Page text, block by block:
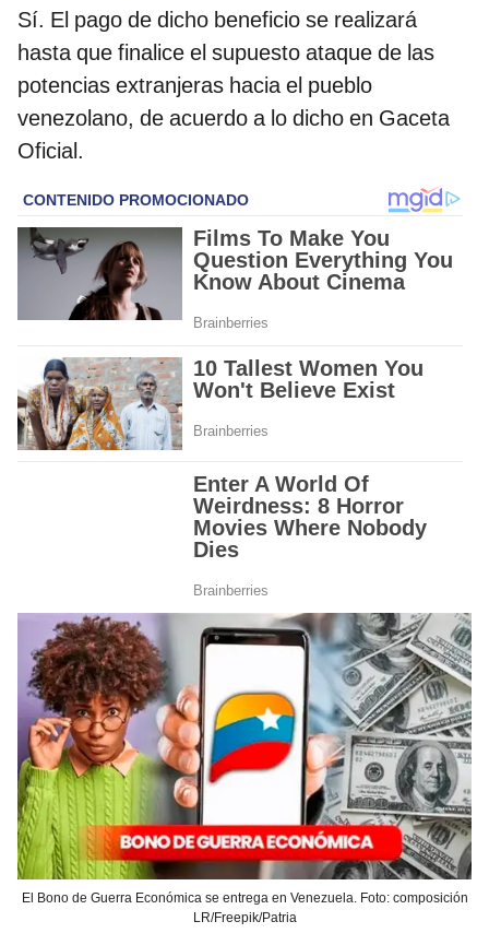
Sí. El pago de dicho beneficio se realizará
hasta que finalice el supuesto ataque de las
potencias extranjeras hacia el pueblo
venezolano, de acuerdo a lo dicho en Gaceta
Oficial.
El Bono de Guerra Económica se entrega en Venezuela. Foto: composición
LR/Freepik/Patria